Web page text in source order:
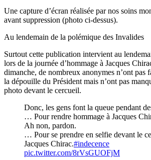
Une capture d’écran réalisée par nos soins
avant suppression (photo ci-dessus).
Au lendemain de la polémique des Invalides
Surtout cette publication intervient au
lors de la journée d’hommage à Jacques
dimanche, de nombreux anonymes n’ont pas
la dépouille du Président mais n’ont pas
photo devant le cercueil.
Donc, les gens font la queue pendant
… Pour rendre hommage à Jacques
Ah non, pardon.
… Pour se prendre en selfie devant le
Jacques Chirac.#indecence
pic.twitter.com/8rVsGUOFjM